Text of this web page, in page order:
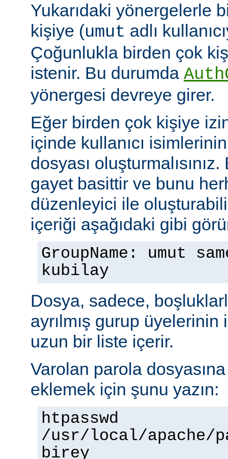
Yukarıdaki yönergelerle
kişiye (umut adlı
Çoğunlukla birden çok
istenir. Bu durumda
yönergesi devreye girer.
Eğer birden çok kişiye
içinde kullanıcı
dosyası
gayet basittir ve bunu
düzenleyici ile
içeriği aşağıdaki gibi
GroupName: umut
kubilay
Dosya, sadece,
ayrılmış gurup
uzun bir liste içerir.
Varolan parola dosyasına
eklemek için şunu yazın:
htpasswd
/usr/local/apache/
birey